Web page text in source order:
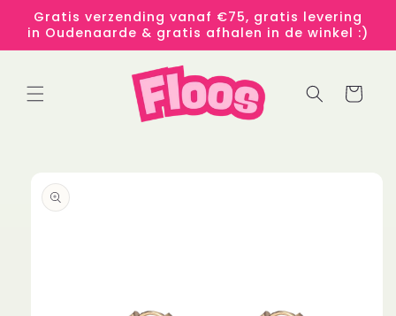
naar de
content
Gratis verzending vanaf €75, gratis levering
in Oudenaarde & gratis afhalen in de winkel :)
Winkelwagen